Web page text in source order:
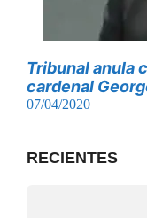
Tribunal anula
cardenal
07/04/2020
RECIENTES